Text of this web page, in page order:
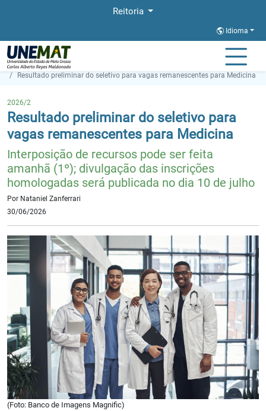
Reitoria
Idioma
Página Inicial
Resultado preliminar do seletivo para vagas remanescentes para Medicina
2026/2
Resultado preliminar do seletivo para
vagas remanescentes para Medicina
Interposição de recursos pode ser feita
amanhã (1º); divulgação das inscrições
homologadas será publicada no dia 10 de julho
Por Nataniel Zanferrari
30/06/2026
(Foto: Banco de Imagens Magnific)